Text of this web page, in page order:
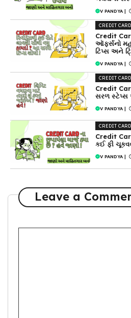
V PANDYA |
CREDIT CARD
Credit
ઑફર્સનો
ટિપ્સ અને
V PANDYA |
CREDIT CARD
Credit
સરળ સ્ટેપ્સ
V PANDYA |
CREDIT CARD
Credit
કઈ ફી
V PANDYA |
Leave a